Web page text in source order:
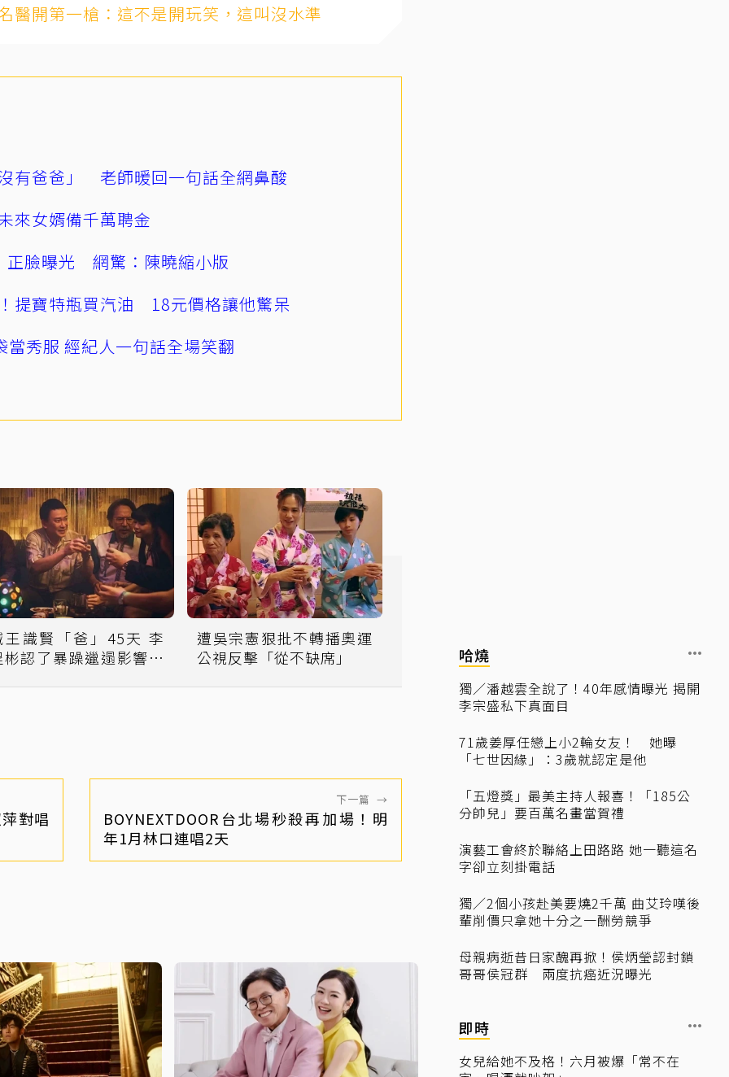
醫開第一槍：這不是開玩笑，這叫沒水準
有爸爸」 老師暖回一句話全網鼻酸
來女婿備千萬聘金
正臉曝光 網驚：陳曉縮小版
提寶特瓶買汽油 18元價格讓他驚呆
當秀服 經紀人一句話全場笑翻
王識賢「爸」45天 李
彬認了暴躁邋遢影響家
遭吳宗憲狠批不轉播奧運
公視反擊「從不缺席」
對唱
下一篇 →
BOYNEXTDOOR台北場秒殺再加場！明
年1月林口連唱2天
哈燒
獨／潘越雲全說了！40年感情曝光 揭開
李宗盛私下真面目
71歲姜厚任戀上小2輪女友！ 她曝
「七世因緣」：3歲就認定是他
「五燈獎」最美主持人報喜！「185公
分帥兒」要百萬名畫當賀禮
演藝工會終於聯絡上田路路 她一聽這名
字卻立刻掛電話
獨／2個小孩赴美要燒2千萬 曲艾玲嘆後
輩削價只拿她十分之一酬勞競爭
母親病逝昔日家醜再掀！侯炳瑩認封鎖
哥哥侯冠群 兩度抗癌近況曝光
即時
女兒給她不及格！六月被爆「常不在